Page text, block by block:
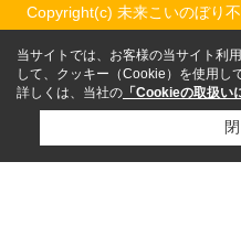
Copyright(c) 未来こいのぼり
当サイトでは、お客様の当サイト利
して、クッキー（Cookie）を使用し
詳しくは、当社の 「Cookieの取扱い